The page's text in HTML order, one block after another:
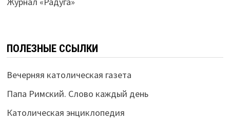
ПОЛЕЗНЫЕ ССЫЛКИ
Вечерняя католическая газета
Папа Римский. Слово каждый день
Католическая энциклопедия